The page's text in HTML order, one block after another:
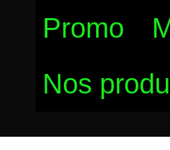
Promo
Nos